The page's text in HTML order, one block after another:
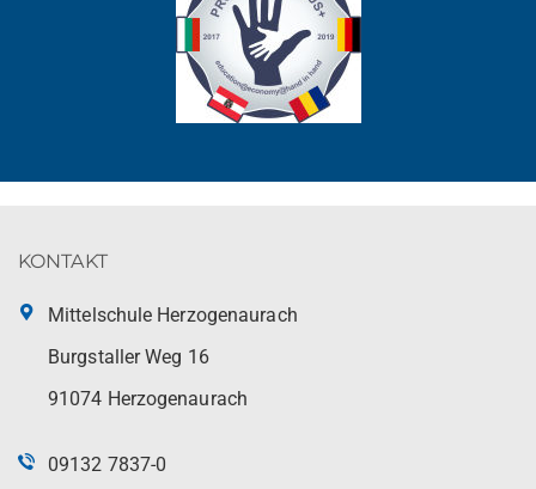
KONTAKT
Mittelschule Herzogenaurach
Burgstaller Weg 16
91074 Herzogenaurach
09132 7837-0